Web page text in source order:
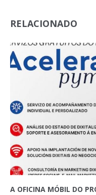
RELACIONADO
A OFICINA MÓBIL DO